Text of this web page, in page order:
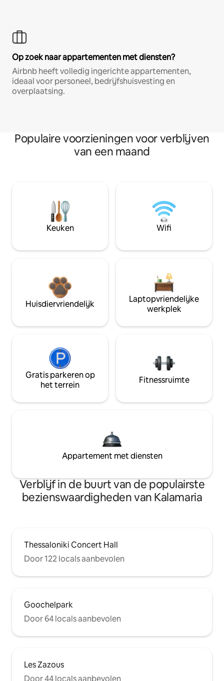
Op zoek naar appartementen met diensten?
Airbnb heeft volledig ingerichte appartementen,
ideaal voor personeel, bedrijfshuisvesting en
overplaatsing.
Populaire voorzieningen voor verblijven
van een maand
Keuken Wifi
Huisdiervriendelijk
Laptopvriendelijke
werkplek
Gratis parkeren op
het terrein
Fitnessruimte
Appartement met diensten
Verblijf in de buurt van de populairste
bezienswaardigheden van Kalamaria
Thessaloniki Concert Hall
Door 122 locals aanbevolen
Goochelpark
Door 64 locals aanbevolen
Les Zazous
Door 44 locals aanbevolen